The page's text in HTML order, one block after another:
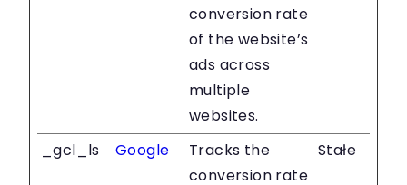
conversion rate
of the website’s
ads across
multiple
websites.
_gcl_ls Google
Tracks the
conversion rate
Stałe